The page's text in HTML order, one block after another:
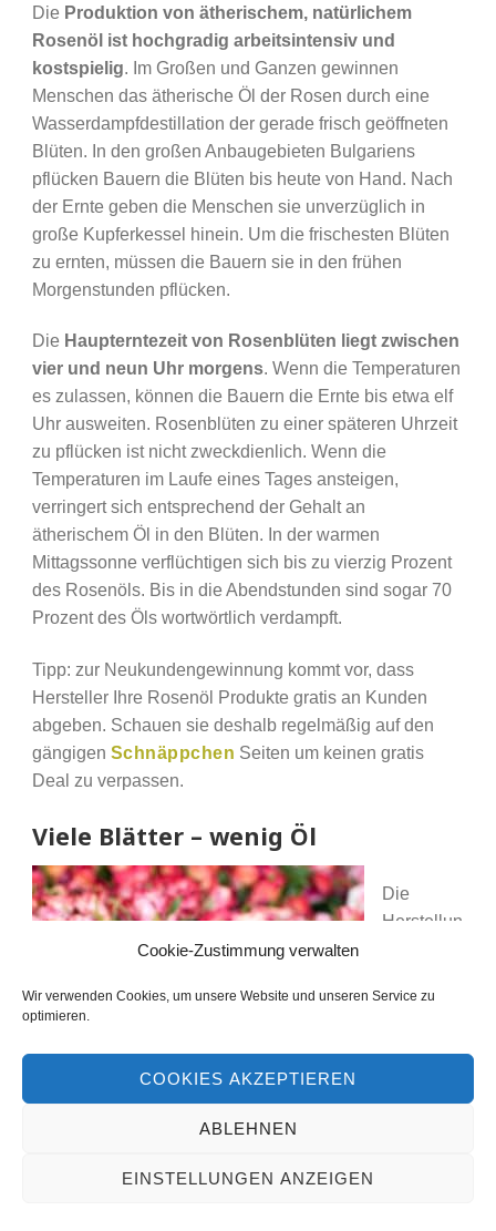
Cookie-Zustimmung verwalten
Wir verwenden Cookies, um unsere Website und unseren Service zu
optimieren.
COOKIES AKZEPTIEREN
ABLEHNEN
EINSTELLUNGEN ANZEIGEN
Die Produktion von ätherischem, natürlichem
Rosenöl ist hochgradig arbeitsintensiv und
kostspielig. Im Großen und Ganzen gewinnen
Menschen das ätherische Öl der Rosen durch eine
Wasserdampfdestillation der gerade frisch geöffneten
Blüten. In den großen Anbaugebieten Bulgariens
pflücken Bauern die Blüten bis heute von Hand. Nach
der Ernte geben die Menschen sie unverzüglich in
große Kupferkessel hinein. Um die frischesten Blüten
zu ernten, müssen die Bauern sie in den frühen
Morgenstunden pflücken.
Die Haupterntezeit von Rosenblüten liegt zwischen
vier und neun Uhr morgens. Wenn die Temperaturen
es zulassen, können die Bauern die Ernte bis etwa elf
Uhr ausweiten. Rosenblüten zu einer späteren Uhrzeit
zu pflücken ist nicht zweckdienlich. Wenn die
Temperaturen im Laufe eines Tages ansteigen,
verringert sich entsprechend der Gehalt an
ätherischem Öl in den Blüten. In der warmen
Mittagssonne verflüchtigen sich bis zu vierzig Prozent
des Rosenöls. Bis in die Abendstunden sind sogar 70
Prozent des Öls wortwörtlich verdampft.
Tipp: zur Neukundengewinnung kommt vor, dass
Hersteller Ihre Rosenöl Produkte gratis an Kunden
abgeben. Schauen sie deshalb regelmäßig auf den
gängigen Schnäppchen Seiten um keinen gratis
Deal zu verpassen.
Viele Blätter – wenig Öl
Eine ganze Tonne Rosenblüten ergibt
umgerechnet nur 200 bis 300 Gramm
Industrie vielfach synthetisches Rosenöl
Die
Herstellun
bedarf
h vieler